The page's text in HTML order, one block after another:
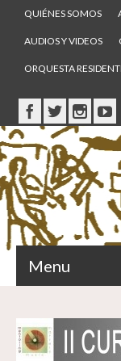
QUIÉNES SOMOS
AUDIOS Y VIDEOS
ORQUESTA
Menu